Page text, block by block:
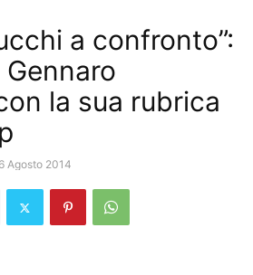
a confronto”:
la sua rubrica
Agosto 2014